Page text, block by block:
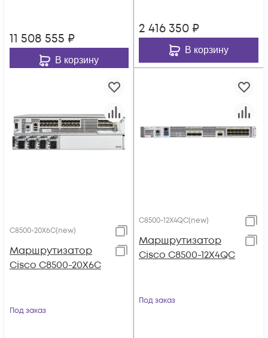
11 508 555 ₽
В корзину
2 416 350 ₽
В корзину
C8500-20X6C(new)
Маршрутизатор
Cisco C8500-20X6C
Под заказ
C8500-12X4QC(new)
Маршрутизатор
Cisco C8500-12X4QC
Под заказ